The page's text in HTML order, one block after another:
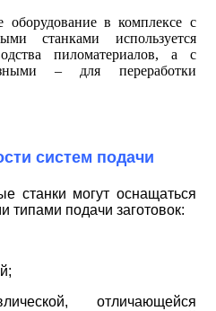
оборудование в комплексе с
станками используется
пиломатериалов, а с
– для переработки
систем подачи
станки могут оснащаться
типами подачи заготовок:
отличающейся